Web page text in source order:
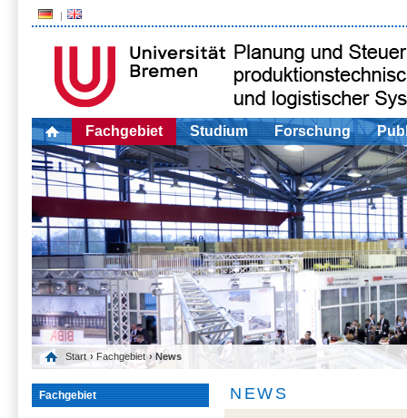
Fachgebiet Studium Forschung
Start › Fachgebiet › News
Fachgebiet NEWS